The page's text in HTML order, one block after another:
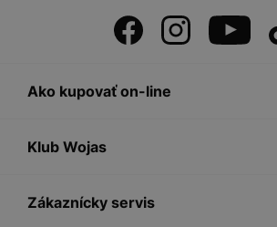
Ako kupovať on-line
Klub Wojas
Zákaznícky servis